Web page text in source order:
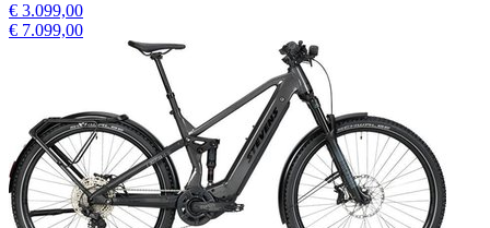
€ 3.099,00
€ 7.099,00